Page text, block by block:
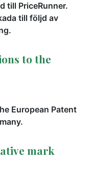
till PriceRunner.
till följd av
to the
European Patent
mark